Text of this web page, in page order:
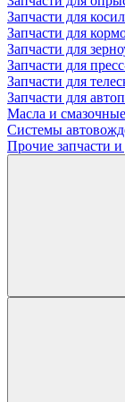
Запчасти для
Запчасти для
Запчасти для
Запчасти для
Запчасти для
Запчасти для
Масла и
Системы
Прочие запчасти